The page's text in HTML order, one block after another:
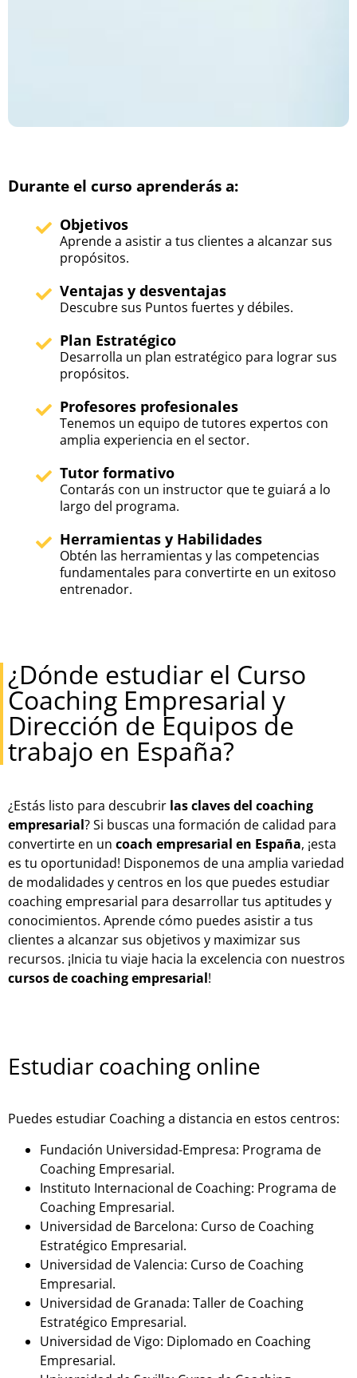
Durante el curso aprenderás a:
Objetivos
Aprende a asistir a tus clientes a alcanzar sus
propósitos.
Ventajas y desventajas
Descubre sus Puntos fuertes y débiles.
Plan Estratégico
Desarrolla un plan estratégico para lograr sus
propósitos.
Profesores profesionales
Tenemos un equipo de tutores expertos con
amplia experiencia en el sector.
Tutor formativo
Contarás con un instructor que te guiará a lo
largo del programa.
Herramientas y Habilidades
Obtén las herramientas y las competencias
fundamentales para convertirte en un exitoso
entrenador.
¿Dónde estudiar el Curso
Coaching Empresarial y
Dirección de Equipos de
trabajo en España?
¿Estás listo para descubrir las claves del coaching
empresarial? Si buscas una formación de calidad para
convertirte en un coach empresarial en España, ¡esta
es tu oportunidad! Disponemos de una amplia variedad
de modalidades y centros en los que puedes estudiar
coaching empresarial para desarrollar tus aptitudes y
conocimientos. Aprende cómo puedes asistir a tus
clientes a alcanzar sus objetivos y maximizar sus
recursos. ¡Inicia tu viaje hacia la excelencia con nuestros
cursos de coaching empresarial!
Estudiar coaching online
Puedes estudiar Coaching a distancia en estos centros:
Fundación Universidad-Empresa: Programa de
Coaching Empresarial.
Instituto Internacional de Coaching: Programa de
Coaching Empresarial.
Universidad de Barcelona: Curso de Coaching
Estratégico Empresarial.
Universidad de Valencia: Curso de Coaching
Empresarial.
Universidad de Granada: Taller de Coaching
Estratégico Empresarial.
Universidad de Vigo: Diplomado en Coaching
Empresarial.